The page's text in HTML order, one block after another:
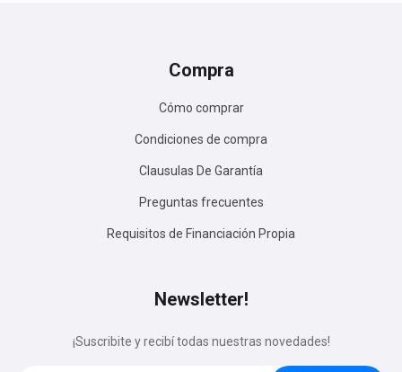
Compra
Cómo comprar
Condiciones de compra
Clausulas De Garantía
Preguntas frecuentes
Requisitos de Financiación Propia
Newsletter!
¡Suscribite y recibí todas nuestras novedades!